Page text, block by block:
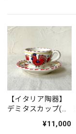
【イタリア陶器】
デミタスカップ(ニ
¥11,000